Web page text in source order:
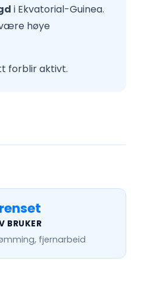
i Ekvatorial-Guinea.
høye
forblir aktivt.
BRUKER
fjernarbeid